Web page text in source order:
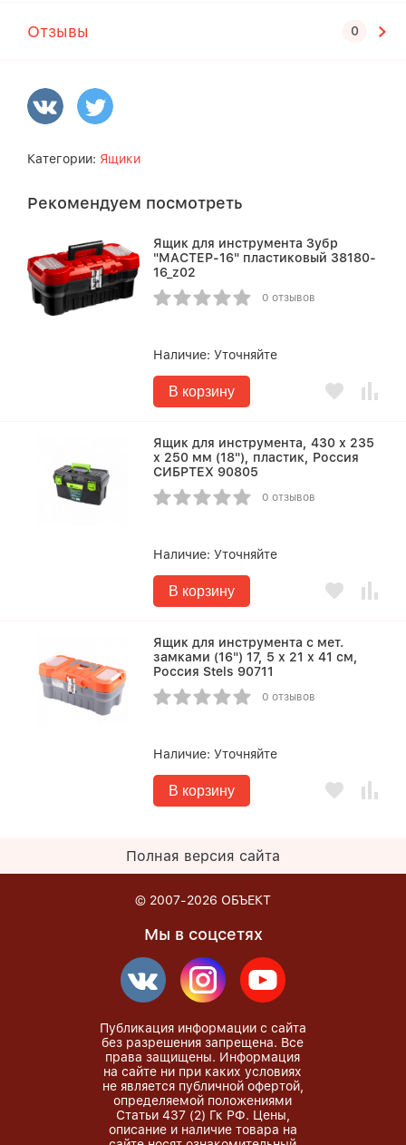
Отзывы
Категории: Ящики
Рекомендуем посмотреть
Ящик для инструмента Зубр
"МАСТЕР-16" пластиковый 38180-
16_z02
0 отзывов
Наличие:Уточняйте
В корзину
Ящик для инструмента, 430 х 235
х 250 мм (18"), пластик, Россия
СИБРТЕХ 90805
0 отзывов
Наличие:Уточняйте
В корзину
Ящик для инструмента с мет.
замками (16") 17, 5 х 21 х 41 см,
Россия Stels 90711
0 отзывов
Наличие:Уточняйте
В корзину
Полная версия сайта
© 2007-2026 ОБЪЕКТ
Мы в соцсетях
Публикация информации с сайта
без разрешения запрещена. Все
права защищены. Информация
на сайте ни при каких условиях
не является публичной офертой,
определяемой положениями
Статьи 437 (2) Гк РФ. Цены,
описание и наличие товара на